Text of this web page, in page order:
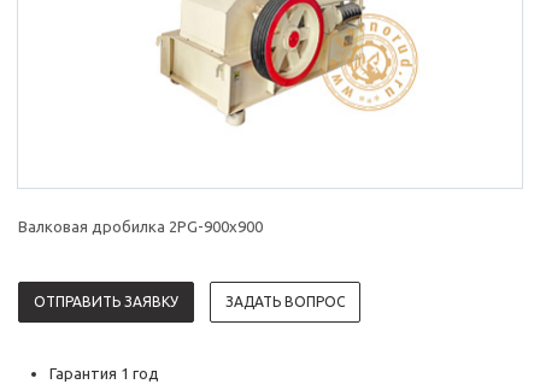
Валковая дробилка 2PG-900x900
ОТПРАВИТЬ ЗАЯВКУ ЗАДАТЬ ВОПРОС
Гарантия 1 год